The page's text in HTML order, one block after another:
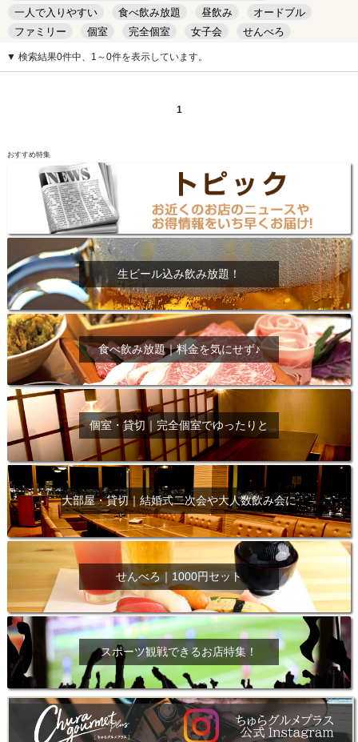
一人で入りやすい
食べ飲み放題 昼飲み
オードブル
ファミリー
個室 完全個室 女子会
せんべろ
キッズルーム
安い デート
▼ 検索結果0件中、1～0件を表示しています。
1
おすすめ特集
生ビール込み飲み放題！
食べ飲み放題｜料金を気にせず♪
個室・貸切｜完全個室でゆったりと
大部屋・貸切｜結婚式二次会や大人数飲み会に
せんべろ｜1000円セット
スポーツ観戦できるお店特集！